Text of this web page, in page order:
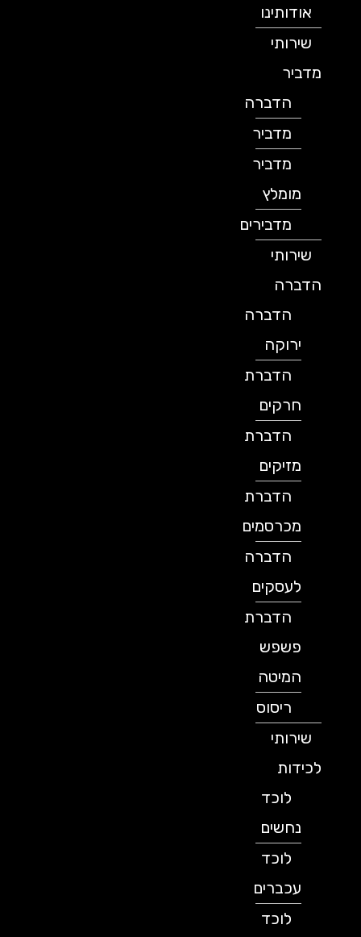
אודותינו
שירותי
מדביר
הדברה
מדביר
מדביר
מומלץ
מדבירים
שירותי
הדברה
הדברה
ירוקה
הדברת
חרקים
הדברת
מזיקים
הדברת
מכרסמים
הדברה
לעסקים
הדברת
פשפש
המיטה
ריסוס
שירותי
לכידות
לוכד
נחשים
לוכד
עכברים
לוכד